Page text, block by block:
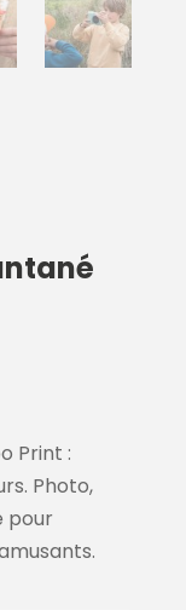
Print :
Photo,
pour